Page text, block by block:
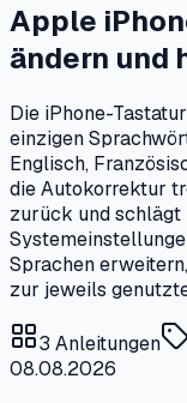
Apple
ändern und
Die iPhone-
einzigen
Englisch,
die Autokorrektur
zurück und schlägt
Sprachen
zur jeweils
3 Anleitungen
08.08.2026